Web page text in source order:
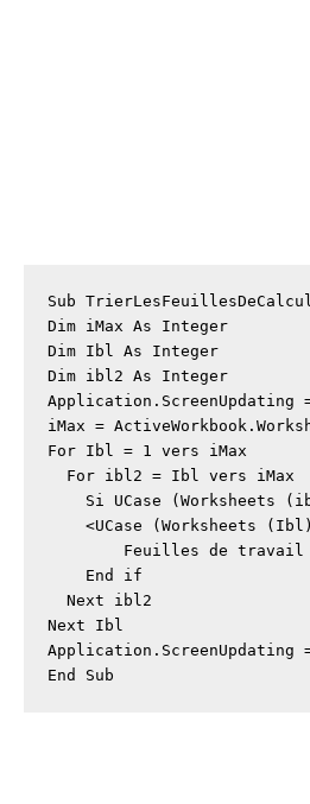
Sub
Dim iMax As Integer
Dim Ibl As Integer
Dim ibl2 As Integer
Application.ScreenUpdating
iMax =
For Ibl = 1 vers iMax
For ibl2 = Ibl vers iMax
Si UCase (Worksheets
<UCase (Worksheets (Ibl)
Feuilles de travail
End if
Next ibl2
Next Ibl
Application.ScreenUpdating
End Sub